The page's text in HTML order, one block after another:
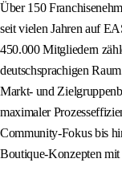
Über 150
seit vielen Jahren auf
450.000 Mitgliedern
deutschsprachigen
Markt- und
maximaler
Community-Fokus bis
Boutique-Konzepten